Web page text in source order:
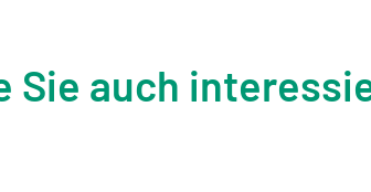
Sie auch